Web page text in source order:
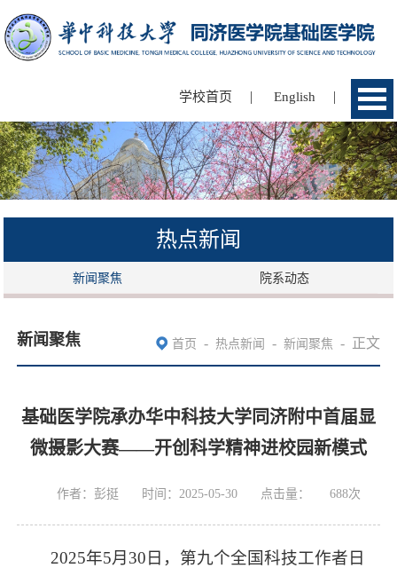
学校首页 | English |
热点新闻
新闻聚焦 院系动态
新闻聚焦 首页 - 热点新闻 - 新闻聚焦 - 正文
基础医学院承办华中科技大学同济附中首届显
微摄影大赛——开创科学精神进校园新模式
作者：彭挺 时间：2025-05-30 点击量： 688次
2025年5月30日，第九个全国科技工作者日